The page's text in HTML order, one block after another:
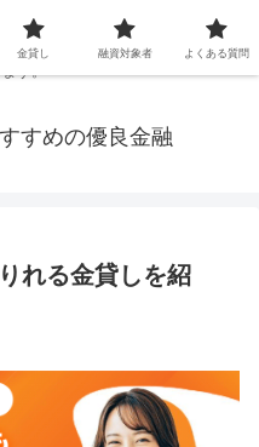
ート・派遣など消費者金融でお金を
で借りられる審査が甘い優良街金を
す。
すめの優良金融
れる金貸しを紹
金貸し 融資対象者 よくある質問